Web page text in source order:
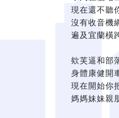
現在還不聽
沒有收音機
遍及宜蘭橫
欸芙逼和部
身體康健開
現在開始你
媽媽妹妹親